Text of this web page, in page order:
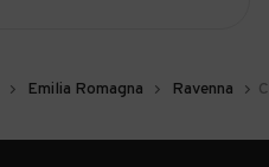
Emilia Romagna Ravenna